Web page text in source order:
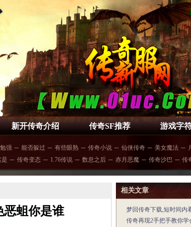
新开传奇介绍 传奇SF推荐 游戏字
强 ─ 能否躲过 ─ 有些眼熟 ─ 传奇小说 ─ 仙侠传奇 ─ 美女魔法 ─
是 ─ 传奇变态 ─ 1.76传说 ─ 数息之后 ─ 赤月恶魔 ─ 传奇沙巴 ─ 传
恶蛆你是谁
相关文章
梦回传奇下载,短时间内
传奇再现2手把手教你学